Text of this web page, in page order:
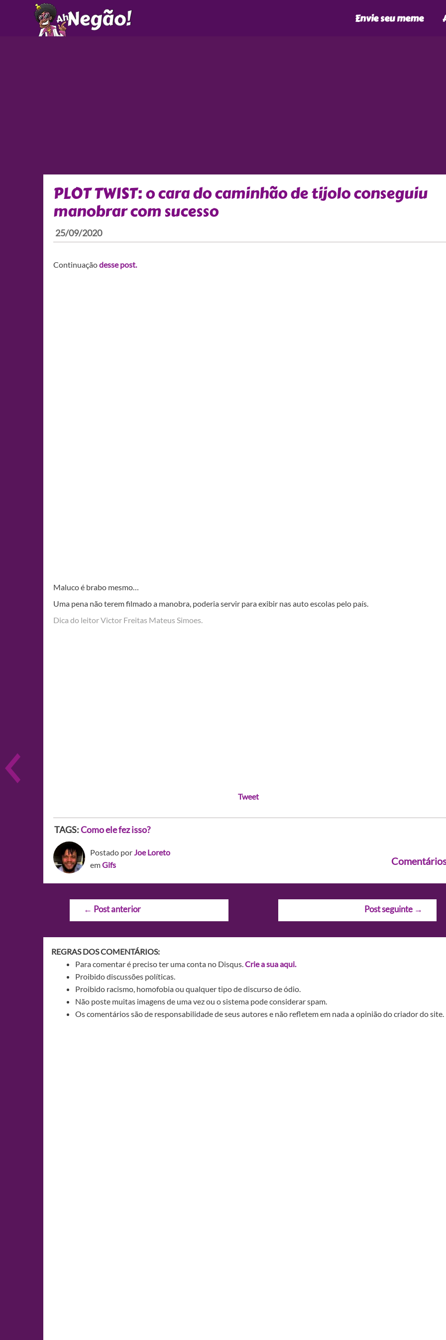
Envie seu meme
PLOT TWIST: o cara do caminhão de tijolo conseguiu
manobrar com sucesso
25/09/2020
Continuaçãodesse post.
Maluco é brabo mesmo…
Uma pena não terem filmado a manobra, poderia servir para exibir nas auto escolas pelo país.
Dica do leitor Victor Freitas Mateus Simoes.
Tweet
TAGS:Como ele fez isso?
Postado porJoe Loreto
emGifs
Navegação
← Post anterior Post seguinte →
REGRAS DOS COMENTÁRIOS:
Para comentar é preciso ter uma conta no Disqus.Crie a sua aqui.
Proibido discussões políticas.
Proibido racismo, homofobia ou qualquer tipo de discurso de ódio.
Não poste muitas imagens de uma vez ou o sistema pode considerar spam.
Os comentários são de responsabilidade de seus autores e não refletem em nada a opinião do criador do site.